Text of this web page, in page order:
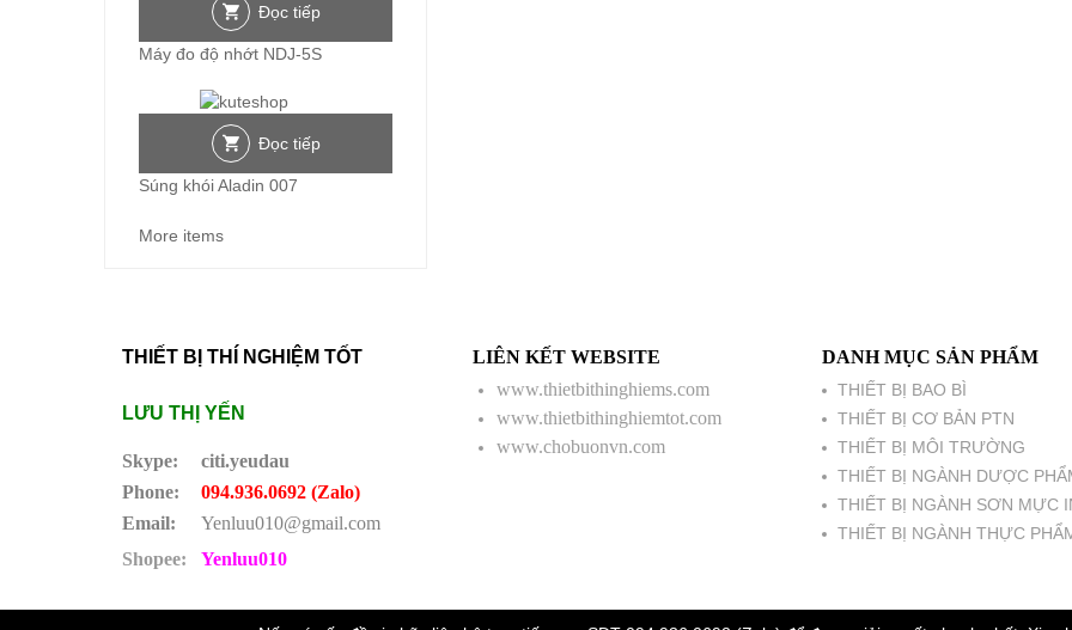
Đọc tiếp
Máy đo độ nhớt NDJ-5S
Đọc tiếp
Súng khói Aladin 007
More items
THIẾT BỊ THÍ NGHIỆM TỐT
LƯU THỊ YẾN
Skype:
citi.yeudau
Phone:
094.936.0692 (Zalo)
Email:
Yenluu010@gmail.com
Shopee:
Yenluu010
LIÊN KẾT WEBSITE
www.thietbithinghiems.com
www.thietbithinghiemtot.com
www.chobuonvn.com
DANH MỤC SẢN PHẨM
THIẾT BỊ BAO BÌ
THIẾT BỊ CƠ BẢN PTN
THIẾT BỊ MÔI TRƯỜNG
THIẾT BỊ NGÀNH DƯỢC
THIẾT BỊ NGÀNH SƠN MỰC
THIẾT BỊ NGÀNH THỰC